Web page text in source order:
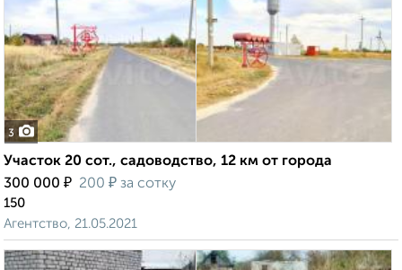
3
Участок 20 сот., садоводство, 12 км от города
300 000 ₽ 200 ₽ за сотку
150
Агентство, 21.05.2021